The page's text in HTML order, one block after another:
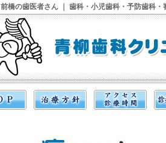
前橋の歯医者さん ｜ 歯科・小児歯科・予防歯科